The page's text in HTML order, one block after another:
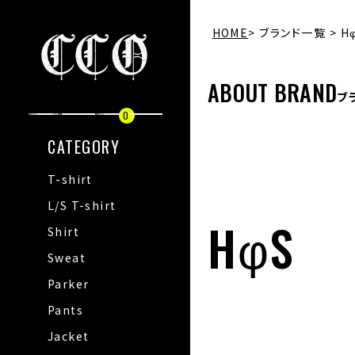
0
CATEGORY
T-shirt
L/S T-shirt
Shirt
Sweat
Parker
Pants
Jacket
HOME ブランド一覧
ABOUT BRANDブ
HφS